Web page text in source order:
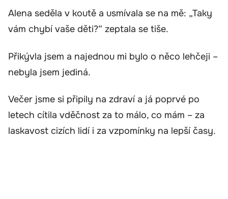
Alena seděla v koutě a usmívala se na mě: „Taky
vám chybí vaše děti?“ zeptala se tiše.
Přikývla jsem a najednou mi bylo o něco lehčeji –
nebyla jsem jediná.
Večer jsme si připily na zdraví a já poprvé po
letech cítila vděčnost za to málo, co mám – za
laskavost cizích lidí i za vzpomínky na lepší časy.